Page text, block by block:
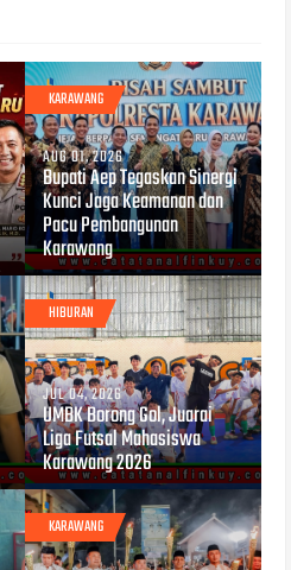
KARAWANG
AUG 01, 2026
Bupati Aep Tegaskan Sinergi
Kunci Jaga Keamanan dan
Pacu Pembangunan
Karawang
HIBURAN
JUL 04, 2026
UMBK Borong Gol, Juarai
Liga Futsal Mahasiswa
Karawang 2026
KARAWANG